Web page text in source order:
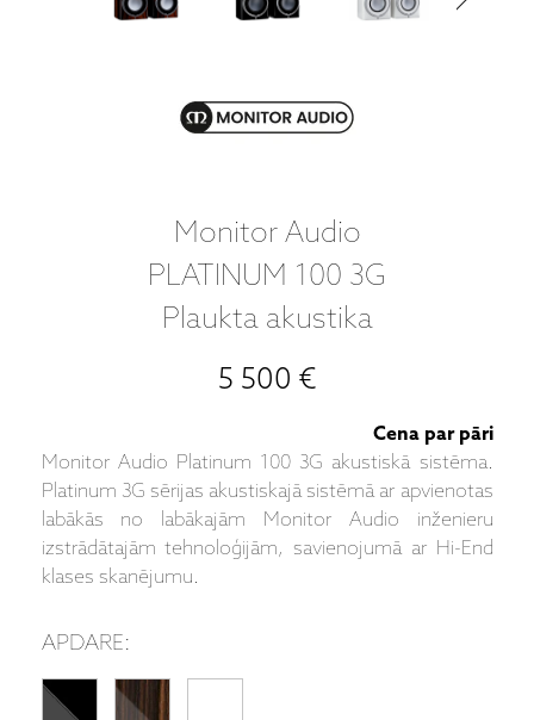
Monitor Audio
PLATINUM 100 3G
Plaukta akustika
5 500 €
Cena par pāri
Monitor Audio Platinum 100 3G akustiskā sistēma.
Platinum 3G sērijas akustiskajā sistēmā ar apvienotas
labākās no labākajām Monitor Audio inženieru
izstrādātajām tehnoloģijām, savienojumā ar Hi-End
klases skanējumu.
APDARE: